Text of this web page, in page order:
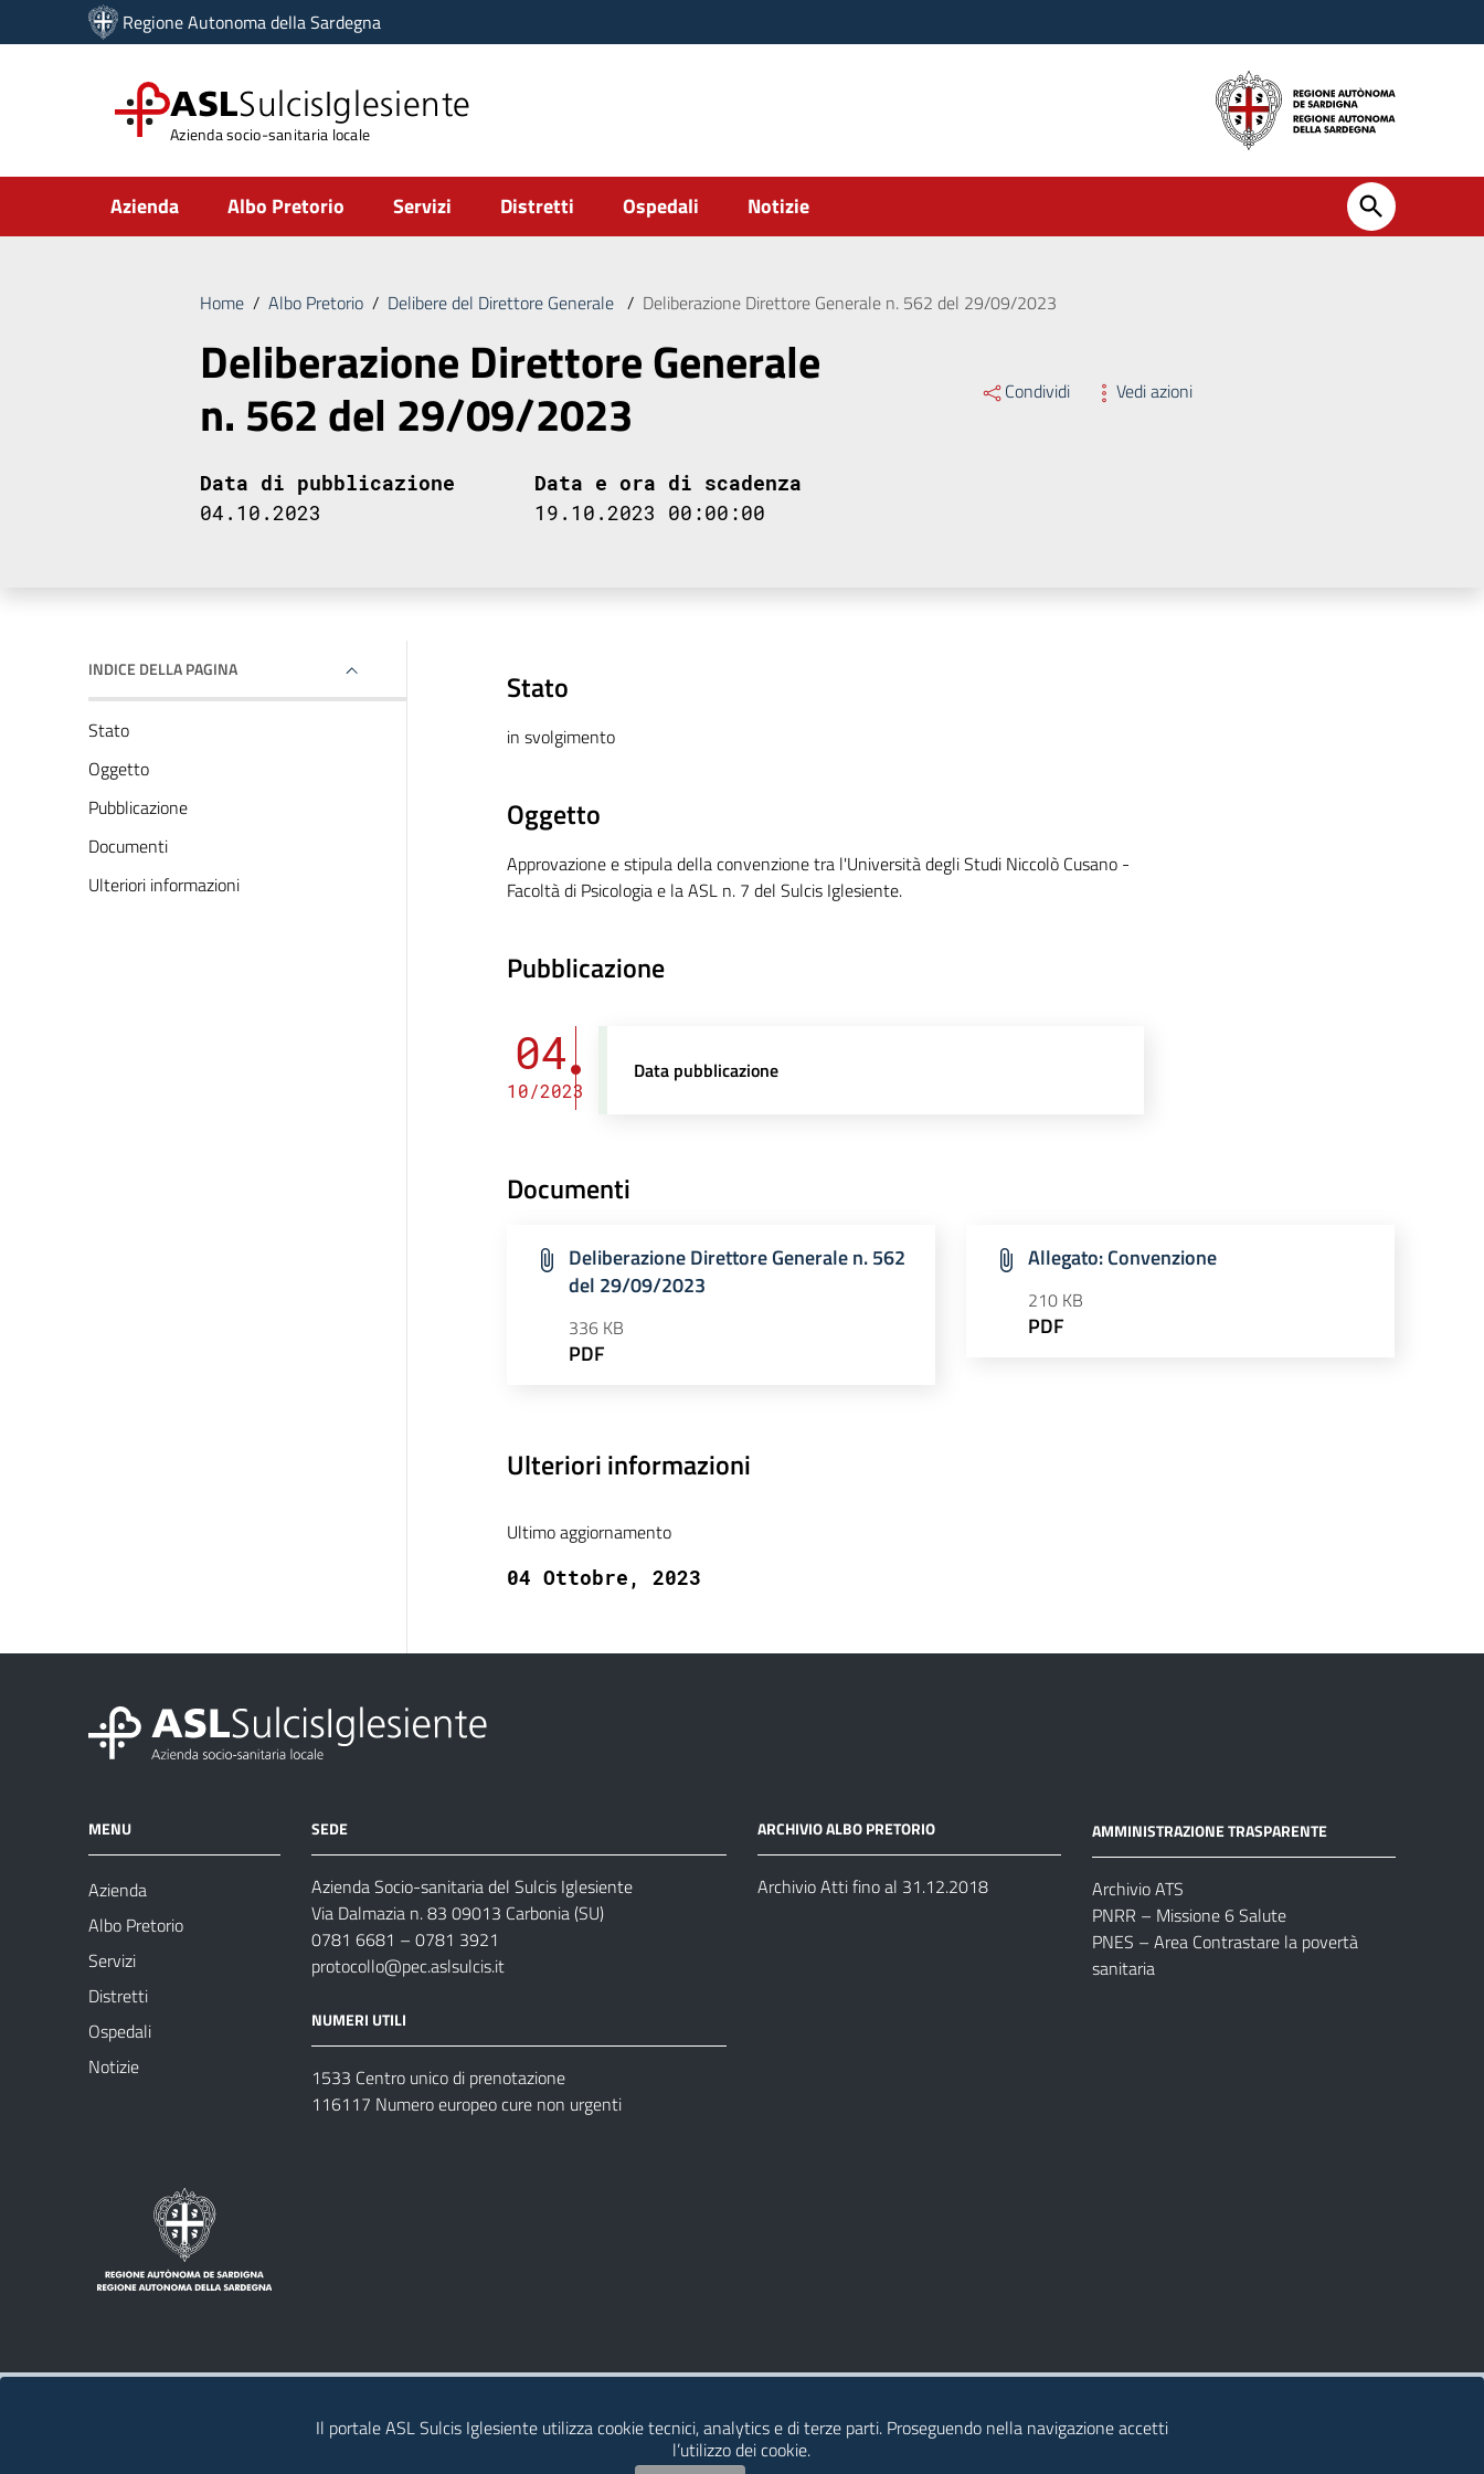
Vai ai contenuti
Vai al menu di navigazione
Regione Autonoma della Sardegna
ASLSulcisIglesiente
Azienda socio-sanitaria locale
Submenu
Azienda Albo Pretorio Servizi Distretti Ospedali Notizie
Home / Albo Pretorio / Delibere del Direttore Generale / Deliberazione Direttore Generale n. 562 del 29/09/2023
Deliberazione Direttore Generale
n. 562 del 29/09/2023 Condividi Vedi azioni
Data di pubblicazione
04.10.2023
Data e ora di scadenza
19.10.2023 00:00:00
INDICE DELLA PAGINA
Stato
Oggetto
Pubblicazione
Documenti
Ulteriori informazioni
Stato
in svolgimento
Oggetto
Approvazione e stipula della convenzione tra l'Università degli Studi Niccolò Cusano -
Facoltà di Psicologia e la ASL n. 7 del Sulcis Iglesiente.
Pubblicazione
04
10/2023
Data pubblicazione
Documenti
Deliberazione Direttore Generale n. 562
del 29/09/2023
336 KB
PDF
Allegato: Convenzione
210 KB
PDF
Ulteriori informazioni
Ultimo aggiornamento
04 Ottobre, 2023
MENU
Azienda
Albo Pretorio
Servizi
Distretti
Ospedali
Notizie
SEDE
Azienda Socio-sanitaria del Sulcis Iglesiente
Via Dalmazia n. 83 09013 Carbonia (SU)
0781 6681 – 0781 3921
protocollo@pec.aslsulcis.it
NUMERI UTILI
1533 Centro unico di prenotazione
116117 Numero europeo cure non urgenti
ARCHIVIO ALBO PRETORIO
Archivio Atti fino al 31.12.2018
AMMINISTRAZIONE TRASPARENTE
Archivio ATS
PNRR – Missione 6 Salute
PNES – Area Contrastare la povertà
sanitaria
Il portale ASL Sulcis Iglesiente utilizza cookie tecnici, analytics e di terze parti. Proseguendo nella navigazione accetti
l’utilizzo dei cookie.